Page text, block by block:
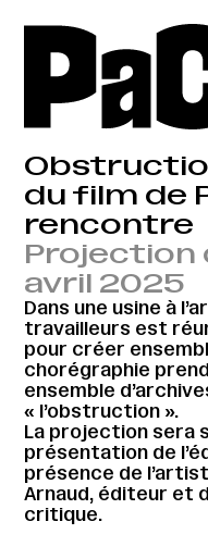
du film de
rencontre
Projection
avril 2025
Dans une usine à
travailleurs est
pour créer
chorégraphie
ensemble
« l’obstruction ».
La projection sera
présentation de
présence de
Arnaud, éditeur et
critique.